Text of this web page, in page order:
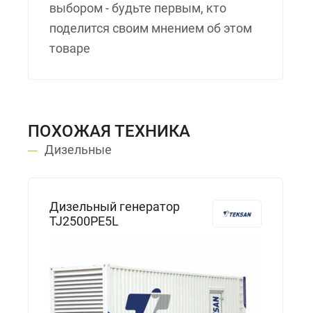
выбором - будьте первым, кто
поделится своим мнением об этом
товаре
ПОХОЖАЯ ТЕХНИКА
Дизельные
Дизельный генератор
TJ2500PE5L